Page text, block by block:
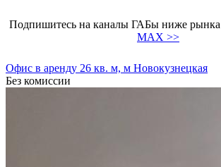
Подпишитесь на каналы ГАБы ниже рынка
MAX >>
Офис в аренду 26 кв. м, м Новокузнецкая
Без комиссии